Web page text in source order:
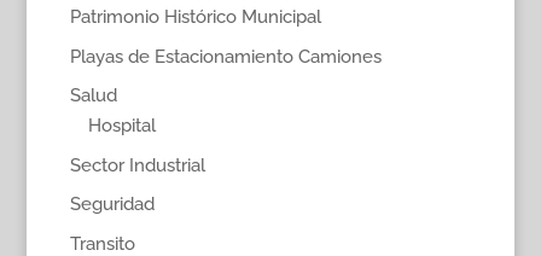
Patrimonio Histórico Municipal
Playas de Estacionamiento Camiones
Salud
Hospital
Sector Industrial
Seguridad
Transito